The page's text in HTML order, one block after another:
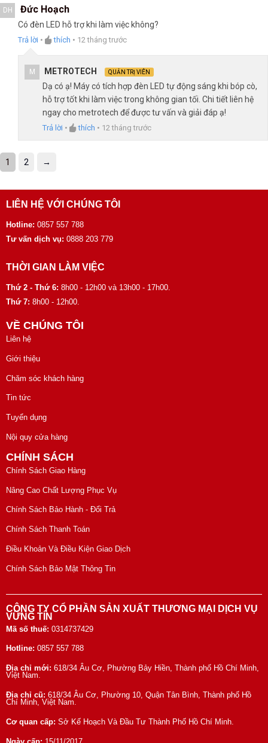
DH Đức Hoạch
Có đèn LED hỗ trợ khi làm việc không?
Trả lời • thích • 12 tháng trước
M METROTECH QUẢN TRỊ VIÊN
Dạ có ạ! Máy có tích hợp đèn LED tự động sáng khi bóp cò,
hỗ trợ tốt khi làm việc trong không gian tối. Chi tiết liên hệ
ngay cho metrotech để được tư vấn và giải đáp ạ!
Trả lời • thích • 12 tháng trước
1 2 →
LIÊN HỆ VỚI CHÚNG TÔI
Hotline: 0857 557 788
Tư vấn dịch vụ: 0888 203 779
THỜI GIAN LÀM VIỆC
Thứ 2 - Thứ 6: 8h00 - 12h00 và 13h00 - 17h00.
Thứ 7: 8h00 - 12h00.
VỀ CHÚNG TÔI
Liên hệ
Giới thiệu
Chăm sóc khách hàng
Tin tức
Tuyển dụng
Nội quy cửa hàng
CHÍNH SÁCH
Chính Sách Giao Hàng
Nâng Cao Chất Lượng Phục Vụ
Chính Sách Bảo Hành - Đổi Trả
Chính Sách Thanh Toán
Điều Khoản Và Điều Kiện Giao Dịch
Chính Sách Bảo Mật Thông Tin
CÔNG TY CỔ PHẦN SẢN XUẤT THƯƠNG MẠI DỊCH VỤ
VỮNG TÍN
Mã số thuế: 0314737429
Hotline: 0857 557 788
Địa chỉ mới: 618/34 Âu Cơ, Phường Bảy Hiền, Thành phố Hồ Chí Minh,
Việt Nam.
Địa chỉ cũ: 618/34 Âu Cơ, Phường 10, Quận Tân Bình, Thành phố Hồ
Chí Minh, Việt Nam.
Cơ quan cấp: Sở Kế Hoạch Và Đầu Tư Thành Phố Hồ Chí Minh.